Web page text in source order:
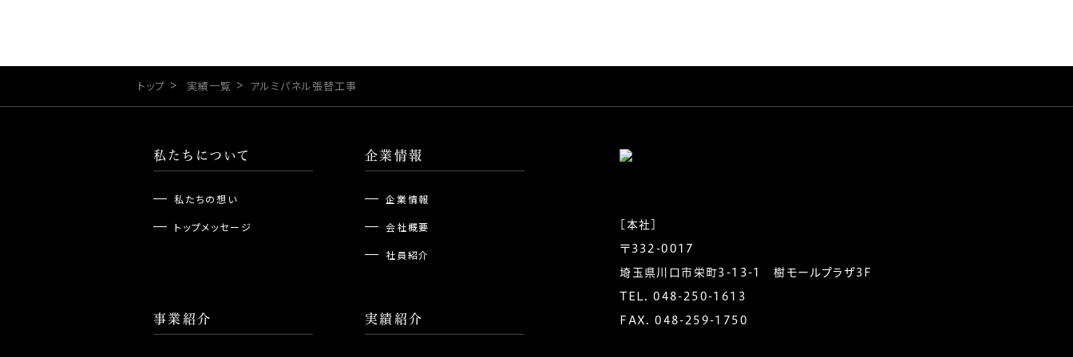
トップ 実績一覧 アルミパネル張替工事
私たちについて
私たちの想い
トップメッセージ
企業情報
企業情報
会社概要
社員紹介
事業紹介 実績紹介
[本社]
〒332-0017
埼玉県川口市栄町3-13-1 樹モールプラザ3F
TEL.048-250-1613
FAX. 048-259-1750